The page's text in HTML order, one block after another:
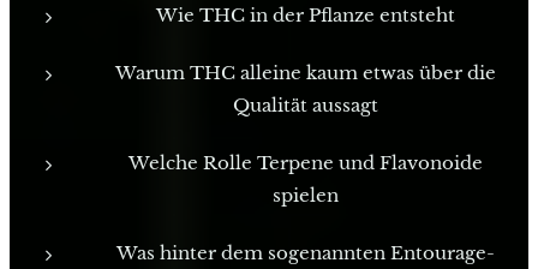
Wie THC in der Pflanze entsteht
Warum THC alleine kaum etwas über die
Qualität aussagt
Welche Rolle Terpene und Flavonoide
spielen
Was hinter dem sogenannten Entourage-